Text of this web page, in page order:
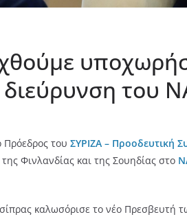
του
Πρόεδρος του ΣΥΡΙΖΑ – Προοδευτική
Φινλανδίας και της Σουηδίας στο
καλωσόρισε το νέο Πρεσβευτή